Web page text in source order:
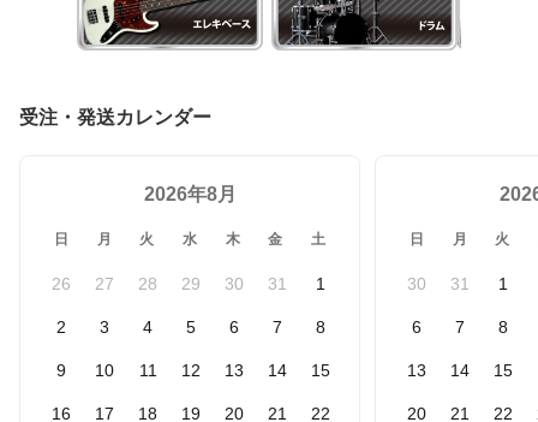
受注・発送カレンダー
2026年8月
日 月 火 水 木 金 土
26 27 28 29 30 31 1
2 3 4 5 6 7 8
9 10 11 12 13 14 15
16 17 18 19 20 21 22
日 月 火
30 31 1
6 7 8
13 14 15
20 21 22